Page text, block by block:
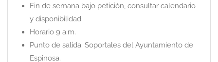
Fin de semana bajo petición, consultar calendario
y disponibilidad.
Horario 9 a.m.
Punto de salida. Soportales del Ayuntamiento de
Espinosa.